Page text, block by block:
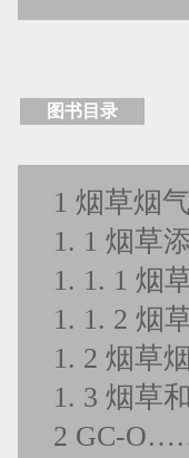
图书目录
1 烟草烟
1. 1 烟草
1. 1. 1 烟
1. 1. 2 烟
1. 2 烟草
1. 3 烟草
2 GC-